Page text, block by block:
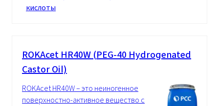
кислоты
ROKAcet HR40W (PEG-40 Hydrogenated
Castor Oil)
ROKAcet HR40W – это неиногенное
поверхностно-активное вещество с